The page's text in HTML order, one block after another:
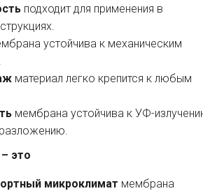
подходит для применения в
устойчива к механическим
материал легко крепится к любым
мембрана устойчива к УФ-
– это
микроклимат мембрана